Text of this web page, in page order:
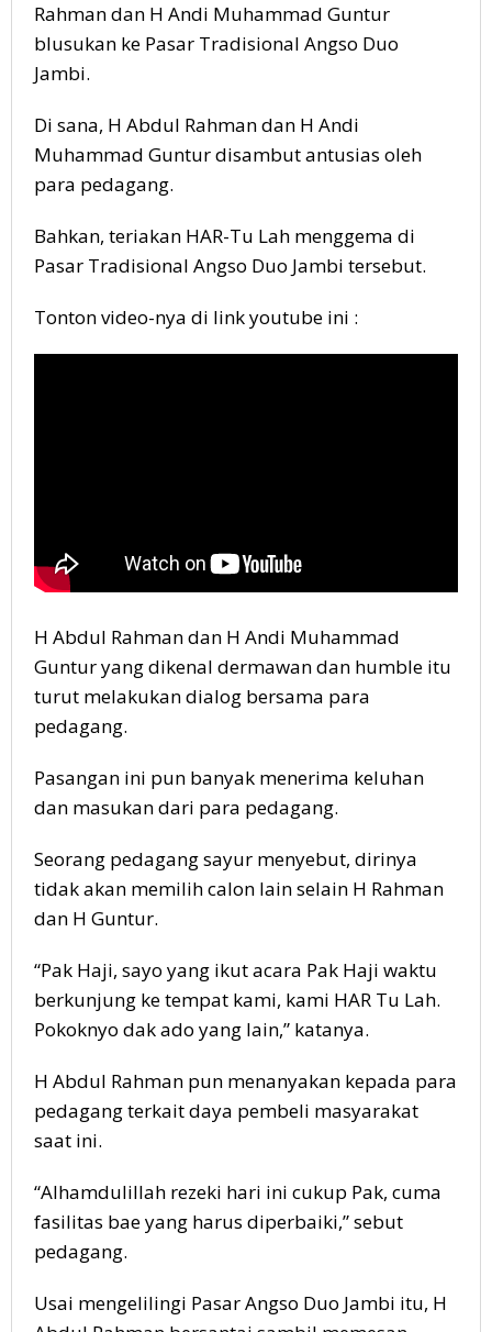
Rahman dan H Andi Muhammad Guntur
blusukan ke Pasar Tradisional Angso Duo
Jambi.
Di sana, H Abdul Rahman dan H Andi
Muhammad Guntur disambut antusias oleh
para pedagang.
Bahkan, teriakan HAR-Tu Lah menggema di
Pasar Tradisional Angso Duo Jambi tersebut.
Tonton video-nya di link youtube ini :
H Abdul Rahman dan H Andi Muhammad
Guntur yang dikenal dermawan dan humble itu
turut melakukan dialog bersama para
pedagang.
Pasangan ini pun banyak menerima keluhan
dan masukan dari para pedagang.
Seorang pedagang sayur menyebut, dirinya
tidak akan memilih calon lain selain H Rahman
dan H Guntur.
“Pak Haji, sayo yang ikut acara Pak Haji waktu
berkunjung ke tempat kami, kami HAR Tu Lah.
Pokoknyo dak ado yang lain,” katanya.
H Abdul Rahman pun menanyakan kepada para
pedagang terkait daya pembeli masyarakat
saat ini.
“Alhamdulillah rezeki hari ini cukup Pak, cuma
fasilitas bae yang harus diperbaiki,” sebut
pedagang.
Usai mengelilingi Pasar Angso Duo Jambi itu, H